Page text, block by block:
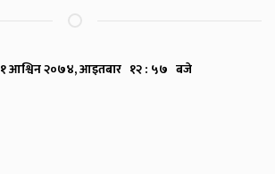
१ आश्विन २०७४, आइतबार १२ : ५७ बजे